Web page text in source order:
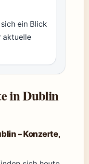
ein Blick
aktuelle
in Dublin
– Konzerte,